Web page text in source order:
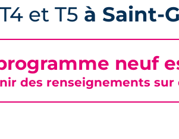
et T5 à Saint-
neuf
des renseignements sur